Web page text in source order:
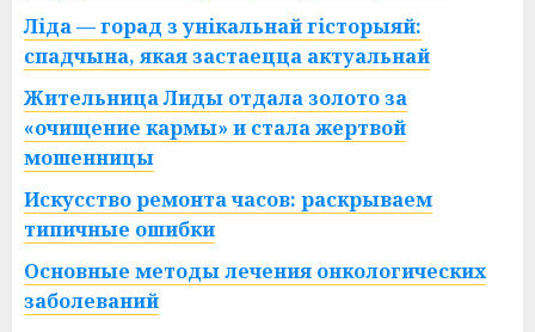
Ліда — горад з унікальнай гісторыяй:
спадчына, якая застаецца актуальнай
Жительница Лиды отдала золото за
«очищение кармы» и стала жертвой
мошенницы
Искусство ремонта часов: раскрываем
типичные ошибки
Основные методы лечения онкологических
заболеваний